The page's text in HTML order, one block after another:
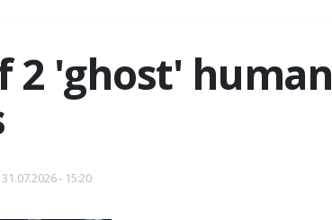
2 'ghost' human
- 15:20